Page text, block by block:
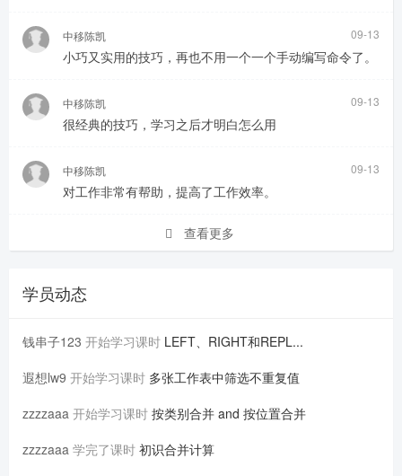
中移陈凯 09-13
小巧又实用的技巧，再也不用一个一个手动编写命令了。
中移陈凯 09-13
很经典的技巧，学习之后才明白怎么用
中移陈凯 09-13
对工作非常有帮助，提高了工作效率。
查看更多
学员动态
钱串子123 开始学习课时 LEFT、RIGHT和REPL...
遐想lw9 开始学习课时 多张工作表中筛选不重复值
zzzzaaa 开始学习课时 按类别合并 and 按位置合并
zzzzaaa 学完了课时 初识合并计算